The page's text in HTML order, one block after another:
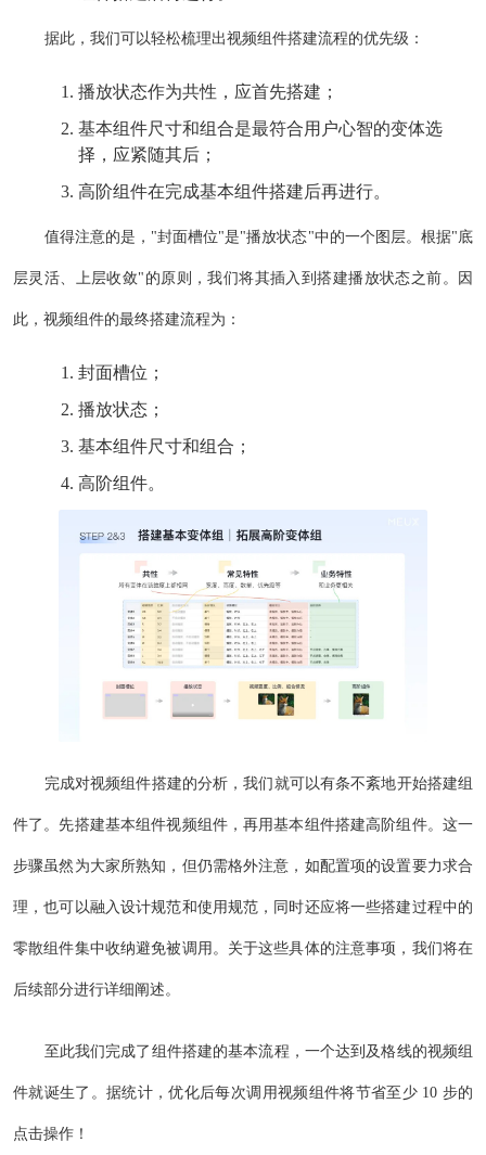
据此，我们可以轻松梳理出视频组件搭建流程的优先级：
播放状态作为共性，应首先搭建；
基本组件尺寸和组合是最符合用户心智的变体选
择，应紧随其后；
高阶组件在完成基本组件搭建后再进行。
值得注意的是，"封面槽位"是"播放状态"中的一个图层。根据"底
层灵活、上层收敛"的原则，我们将其插入到搭建播放状态之前。因
此，视频组件的最终搭建流程为：
封面槽位；
播放状态；
基本组件尺寸和组合；
高阶组件。
完成对视频组件搭建的分析，我们就可以有条不紊地开始搭建组
件了。先搭建基本组件视频组件，再用基本组件搭建高阶组件。这一
步骤虽然为大家所熟知，但仍需格外注意，如配置项的设置要力求合
理，也可以融入设计规范和使用规范，同时还应将一些搭建过程中的
零散组件集中收纳避免被调用。关于这些具体的注意事项，我们将在
后续部分进行详细阐述。
至此我们完成了组件搭建的基本流程，一个达到及格线的视频组
件就诞生了。据统计，优化后每次调用视频组件将节省至少 10 步的
点击操作！